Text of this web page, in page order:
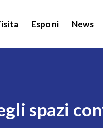
Esponi News
spazi